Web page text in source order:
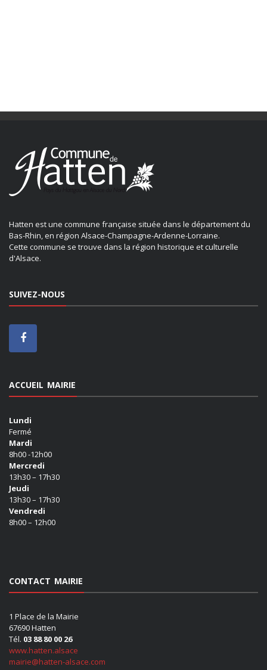
Hatten est une commune française située dans le département du
Bas-Rhin, en région Alsace-Champagne-Ardenne-Lorraine.
Cette commune se trouve dans la région historique et culturelle
d'Alsace.
SUIVEZ-NOUS
ACCUEIL MAIRIE
Lundi
Fermé
Mardi
8h00 -12h00
Mercredi
13h30 – 17h30
Jeudi
13h30 – 17h30
Vendredi
8h00 – 12h00
CONTACT MAIRIE
1 Place de la Mairie
67690 Hatten
Tél. 03 88 80 00 26
www.hatten.alsace
mairie@hatten-alsace.com